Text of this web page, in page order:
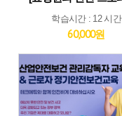
학습시간 : 12 시간
60,000원